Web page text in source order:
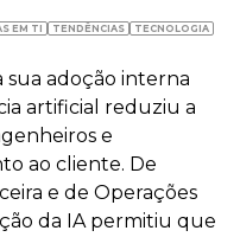
EM TI TENDÊNCIAS TECNOLOGIA
sua adoção interna
artificial reduziu a
e
ao cliente. De
e de Operações
da IA permitiu que